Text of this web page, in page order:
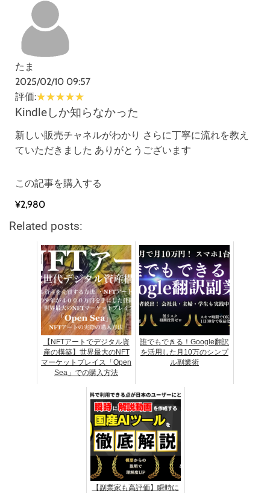
たま
2025/02/10 09:57
評価:
Kindleしか知らなかった
新しい販売チャネルがわかり さらに丁寧に流れを教え
ていただきました ありがとうございます
この記事を購入する
¥2,980
Related posts:
【NFTアートでデジタル資
産の構築】世界最大のNFT
マーケットプレイス「Open
Sea」での購入方法
誰でもできる！Google翻訳
を活用した月10万のシンプ
ル副業術
【副業家も高評価】瞬時に